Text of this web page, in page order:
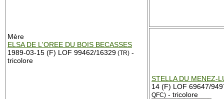
Mère
ELSA DE L'OREE DU BOIS BECASSES
1989-03-15 (F) LOF 99462/16329 (TR) -
tricolore
STELLA DU MENEZ-
14 (F) LOF 69647/
QFC) - tricolore